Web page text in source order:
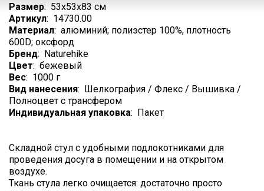
Размер: 53х53х83 см
Артикул: 14730.00
Материал: алюминий; полиэстер 100%, плотность
600D; оксфорд
Бренд: Naturehike
Цвет: бежевый
Вес: 1000 г
Вид нанесения: Шелкография / Флекс / Вышивка /
Полноцвет с трансфером
Индивидуальная упаковка: Пакет
Складной стул с удобными подлокотниками для
проведения досуга в помещении и на открытом
воздухе.
Ткань стула легко очищается: достаточно просто